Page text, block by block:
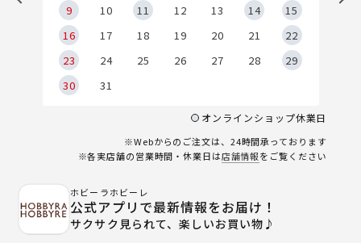
9
10 11 12 13 14
15
16
17 18 19 20 21
22
23
24 25 26 27 28
29
30
31
オンラインショップ休業日
※Webからのご注文は、24時間承っております
※各実店舗の営業時間・休業日は店舗情報をご覧ください
ホビーラホビーレ
公式アプリで最新情報をお届け！
サクサク見られて、楽しいお買い物♪